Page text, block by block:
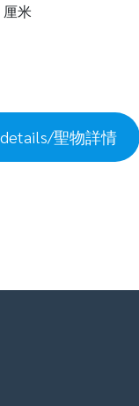
厘米
聖物詳情